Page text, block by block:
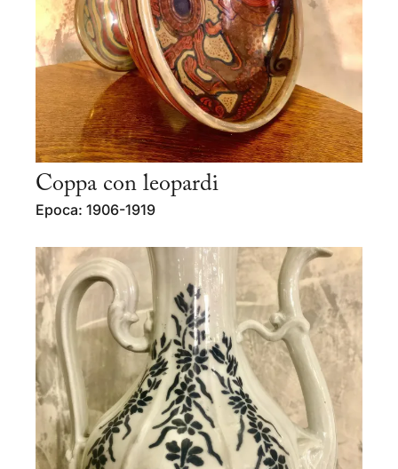
Coppa con leopardi
Epoca: 1906-1919